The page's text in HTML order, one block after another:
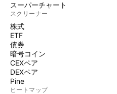
スーパーチャート
スクリーナー
株式
ETF
債券
暗号コイン
CEXペア
DEXペア
Pine
ヒートマップ